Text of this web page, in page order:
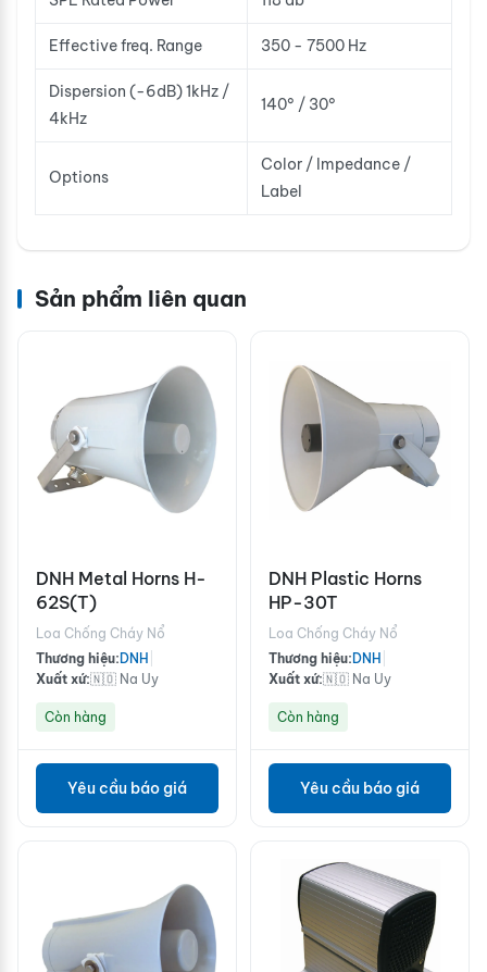
Effective freq. Range 350 - 7500 Hz
Dispersion (-6dB) 1kHz /
4kHz
140° / 30°
Options
Color / Impedance /
Label
Sản phẩm liên quan
DNH Metal Horns H-
62S(T)
Loa Chống Cháy Nổ
Thương hiệu: DNH
Xuất xứ:🇳🇴 Na Uy
Còn hàng
Yêu cầu báo giá
DNH Plastic Horns
HP-30T
Loa Chống Cháy Nổ
Thương hiệu: DNH
Xuất xứ:🇳🇴 Na Uy
Còn hàng
Yêu cầu báo giá